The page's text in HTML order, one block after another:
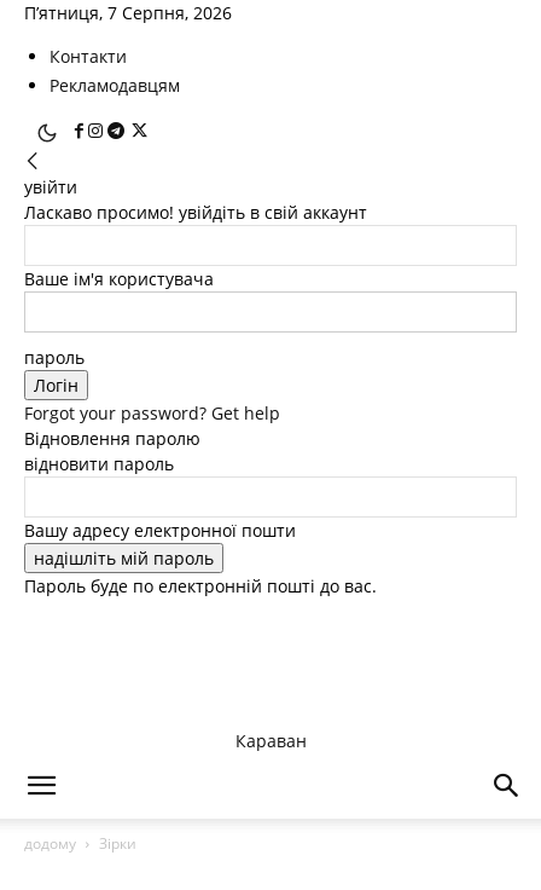
П’ятниця, 7 Серпня, 2026
Контакти
Рекламодавцям
увійти
Ласкаво просимо! увійдіть в свій аккаунт
Ваше ім'я користувача
пароль
Forgot your password? Get help
Відновлення паролю
відновити пароль
Вашу адресу електронної пошти
Пароль буде по електронній пошті до вас.
Караван
додому Зірки